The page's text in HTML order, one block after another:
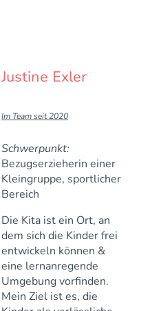
Justine Exler
Im Team seit 2020
Schwerpunkt:
Bezugserzieherin einer
Kleingruppe, sportlicher
Bereich
Die Kita ist ein Ort, an
dem sich die Kinder frei
entwickeln können &
eine lernanregende
Umgebung vorfinden.
Mein Ziel ist es, die